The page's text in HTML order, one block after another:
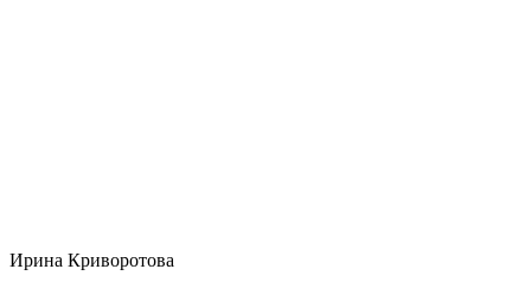
Ирина Криворотова